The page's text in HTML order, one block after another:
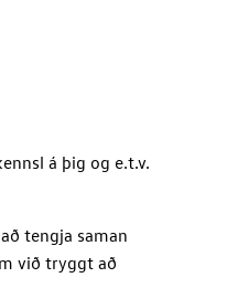
á þig og e.t.v.
tengja saman
við tryggt að